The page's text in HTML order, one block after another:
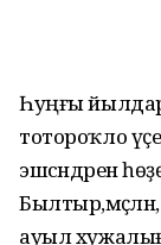
Һуңғы
тотороҡло
эшсәндәренә
ауыл